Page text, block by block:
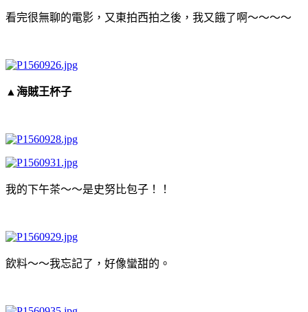
看完很無聊的電影，又東拍西拍之後，我又餓了啊～～～～
▲海賊王杯子
我的下午茶～～是史努比包子！！
飲料～～我忘記了，好像蠻甜的。